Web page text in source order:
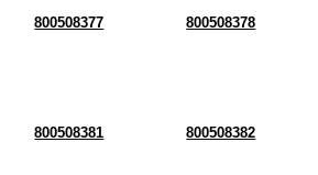
800508377 800508378
800508381 800508382